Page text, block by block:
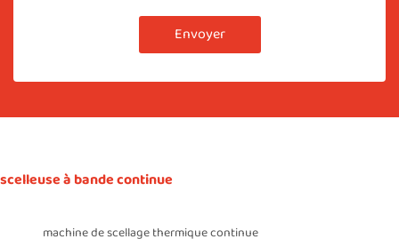
Envoyer
scelleuse à bande continue
machine de scellage thermique continue